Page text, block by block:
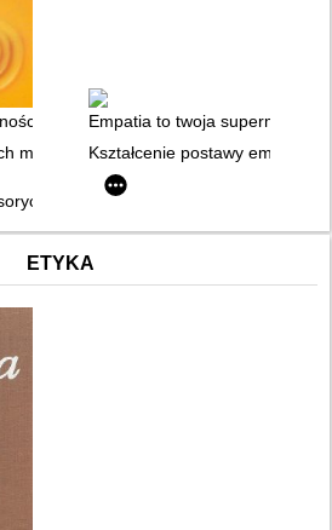
współodczuwania
Empatia to twoja supermoc :
małżeńskichKształcenie postawy
- nadwrażliwość, empatia i
ETYKA